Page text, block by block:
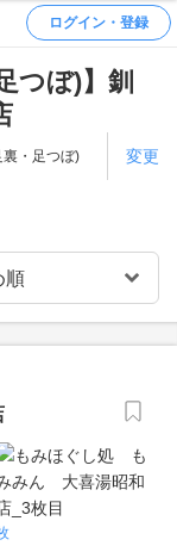
ログイン・登録
つぼ)】釧
裏・足つぼ) 変更